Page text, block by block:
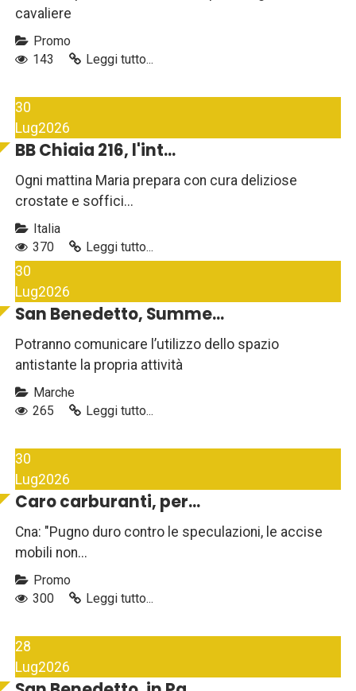
cavaliere
Promo
143
Leggi tutto...
30
Lug2026
BB Chiaia 216, l'int...
Ogni mattina Maria prepara con cura deliziose
crostate e soffici...
Italia
370
Leggi tutto...
30
Lug2026
San Benedetto, Summe...
Potranno comunicare l’utilizzo dello spazio
antistante la propria attività
Marche
265
Leggi tutto...
30
Lug2026
Caro carburanti, per...
Cna: "Pugno duro contro le speculazioni, le accise
mobili non...
Promo
300
Leggi tutto...
28
Lug2026